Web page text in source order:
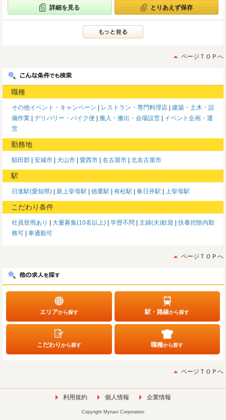
詳細を見る とりあえず保存
ページＴＯＰへ
職種
その他イベント・キャンペーン レストラン・専門料理店
建築・土木・設
備作業
デリバリー・バイク便 搬入・搬出・会場設営
イベント企画・運
営
勤務地
額田郡 安城市 犬山市 愛西市 名古屋市 北名古屋市
駅
日進駅(愛知県) 新上挙母駅 徳重駅 有松駅 春日井駅 上挙母駅
こだわり条件
社員登用あり 大量募集(10名以上) 学歴不問 主婦(夫)歓迎
扶養控除内勤
務可
車通勤可
ページＴＯＰへ
エリアから探す 駅・路線から探す
こだわりから探す 職種から探す
ページＴＯＰへ
利用規約 個人情報 企業情報
Copyright Mynavi Corporation